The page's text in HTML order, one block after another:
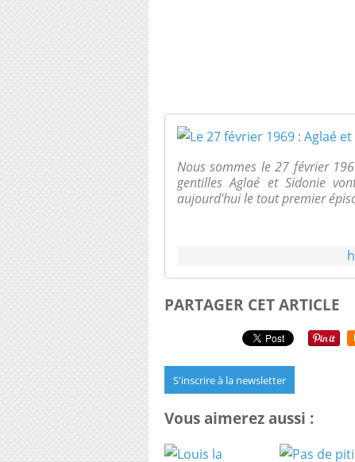
Nous sommes le 27 février
gentilles Aglaé et Sidonie
aujourd'hui le tout premier
PARTAGER CET ARTICLE
S'inscrire à la newsletter
Vous aimerez aussi :